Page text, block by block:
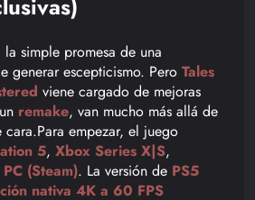
simple promesa de una
generar escepticismo. Pero Tales
viene cargado de mejoras
remake, van mucho más allá de
empezar, el juego
5, Xbox Series X|S,
PC (Steam). La versión de PS5
nativa 4K a 60 FPS